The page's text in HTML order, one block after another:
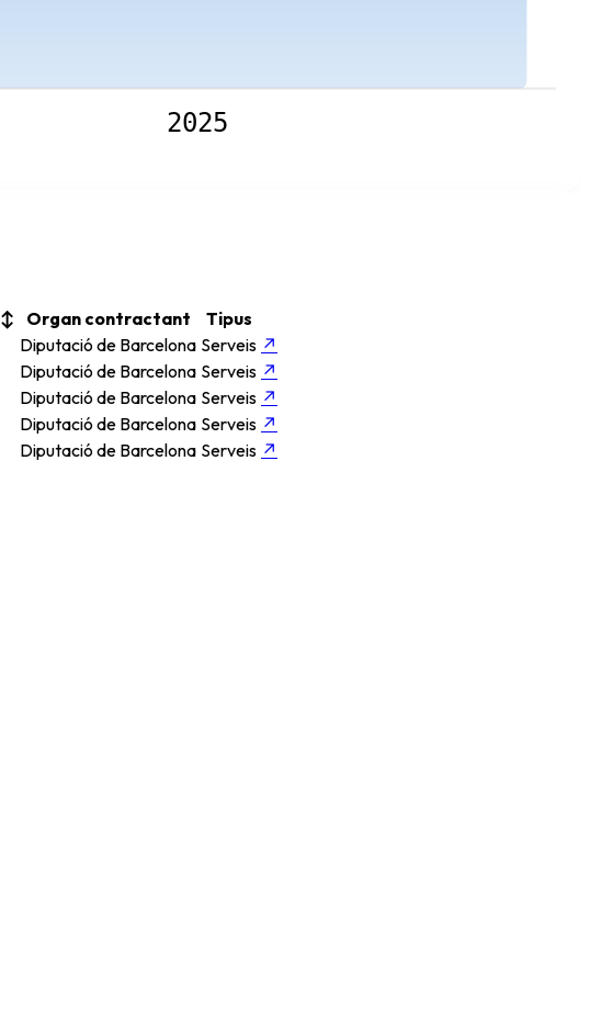
2025
↕ Organ contractant
Tipus
Diputació de Barcelona Serveis ↗
Diputació de Barcelona Serveis ↗
Diputació de Barcelona Serveis ↗
Diputació de Barcelona Serveis ↗
Diputació de Barcelona Serveis ↗